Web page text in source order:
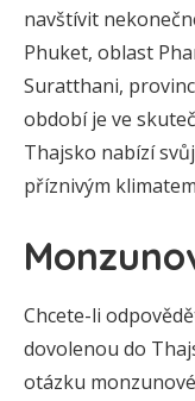
navštívit
Phuket, oblast
Suratthani,
období je ve
Thajsko nabízí
příznivým
Chcete-li
dovolenou do
otázku